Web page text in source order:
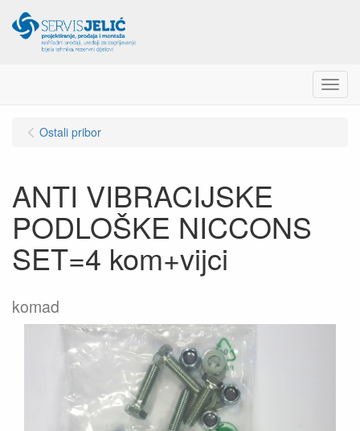
Menu
Ostali pribor
ANTI VIBRACIJSKE
PODLOŠKE NICCONS
SET=4 kom+vijci
komad